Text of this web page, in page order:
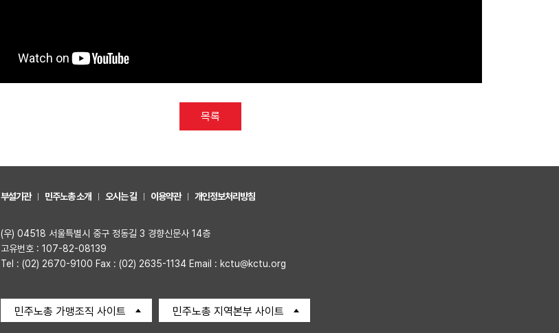
목록
부설기관 민주노총 소개 오시는 길 이용약관 개인정보처리방침
(우) 04518 서울특별시 중구 정동길 3 경향신문사 14층
고유번호 : 107-82-08139
Tel : (02) 2670-9100 Fax : (02) 2635-1134 Email : kctu@kctu.org
민주노총 가맹조직 사이트 민주노총 지역본부 사이트